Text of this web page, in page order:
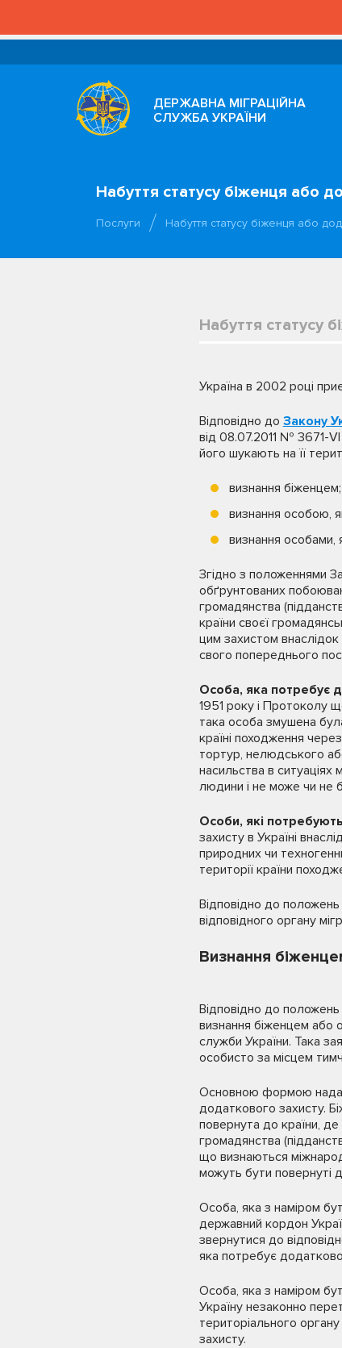
ДЕРЖАВНА МІГРАЦІЙНА
СЛУЖБА УКРАЇНИ
Набуття статусу біженця або
Послуги Набуття статусу біженця або
Набуття статусу
Україна в 2002 році
Відповідно до Закону
від 08.07.2011 № 3671-
його шукають на її
визнання біженцем;
визнання особою,
визнання особами,
Згідно з положеннями
обґрунтованих
громадянства
країни своєї
цим захистом
свого попереднього
Особа, яка потребує
1951 року і Протоколу
така особа змушена
країні походження
тортур, нелюдського
насильства в
людини і не може чи не
Особи, які
захисту в Україні
природних чи
території країни
Відповідно до
відповідного органу
Визнання
Відповідно до
визнання біженцем або
служби України. Така
особисто за місцем
Основною формою
додаткового захисту.
повернута до країни, де
громадянства
що визнаються
можуть бути повернуті
Особа, яка з наміром
державний кордон
звернутися до
яка потребує
Особа, яка з наміром
Україну незаконно
територіального
захисту.